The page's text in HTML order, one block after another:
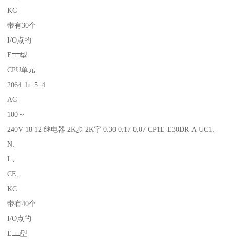
KC
带有30个
I/O点的
E□□型
CPU单元
2064_lu_5_4
AC
100～
240V 18 12 继电器 2K步 2K字 0.30 0.17 0.07 CP1E-E30DR-A UC1、
N、
L、
CE、
KC
带有40个
I/O点的
E□□型